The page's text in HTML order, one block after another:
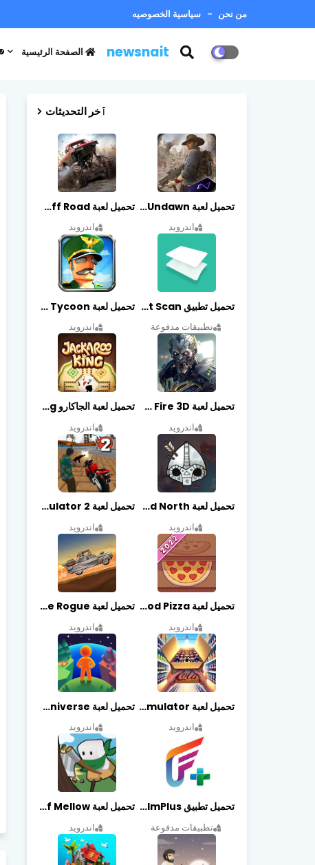
من نحن سياسية الخصوصيه
newsnait الصفحة الرئيسية
ٱخر التحديثات
تحميل لعبة Undawn مهكرة للأندرويد أخر إصدار | تحميل مباشر + موارد غير محدودة
اندرويد
تحميل لعبة Trucks Off Road مهكرة اخر اصدار
اندرويد
تحميل تطبيق vFlat Scan مهكر آخر إصدار
تطبيقات مدفوعة
تحميل لعبة Idle Military SCH Tycoon مهكرة آخر إصدار
اندرويد
تحميل لعبة Zombie Fire 3D مهكرة آخر إصدار
اندرويد
تحميل لعبة الجاكارو jackaroo king آخر إصدار
اندرويد
تحميل لعبة Bad North مهكرة آخر إصدار
اندرويد
تحميل لعبة Vegas crime simulator 2 مهكرة اخر اصدار
اندرويد
تحميل لعبة Good Pizza مهكرة اخر اصدار
اندرويد
تحميل لعبة Earn to Die Rogue مهكرة اخر اصدار
اندرويد
تحميل لعبة Retail Store Simulator مهكرة اخر اصدار
اندرويد
تحميل لعبة My Little Universe مهكرة أخر إصدار
اندرويد
تحميل تطبيق FilmPlus أخر إصدار
تطبيقات مدفوعة
تحميل لعبة Life of Mellow مهكرة أخر إصدار
اندرويد